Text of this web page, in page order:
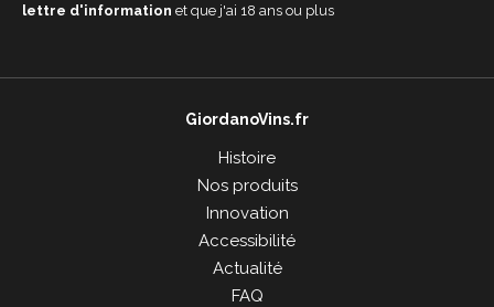
lettre d'information et que j'ai 18 ans ou plus
GiordanoVins.fr
Histoire
Nos produits
Innovation
Accessibilité
Actualité
FAQ